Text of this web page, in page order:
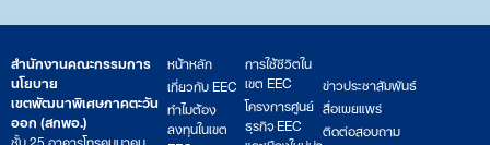
สำนักงานคณะกรรมการ
นโยบาย
เขตพัฒนาพิเศษภาคตะวัน
ออก (สกพอ.)
หน้าหลัก
เกี่ยวกับ EEC
ทำไมต้อง
ลงทุนในเขต
การใช้ชีวิตใน
เขต EEC
โครงการศูนย์
ธุรกิจ EEC
ข่าวประชาสัมพันธ์
สื่อเผยแพร่
ติดต่อสอบถาม